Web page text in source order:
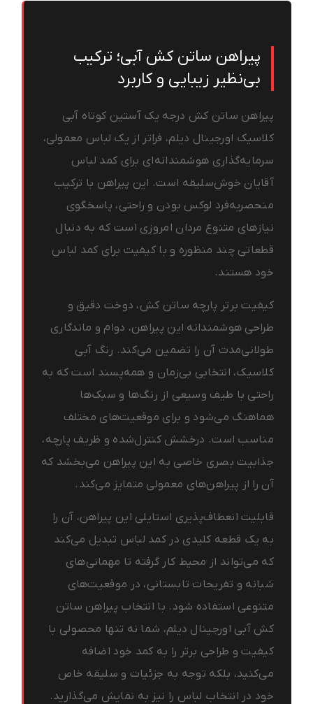
پیراهن ساتن کش آبی؛ ترکیب
بی‌نظیر زیبایی و کاربرد
پیراهن ساتن کش درجه یک آستین کوتاه آبی
کلاسیک اورجینال دیلم، فراتر از یک لباس معمولی،
سرمایه‌گذاری هوشمندانه‌ای برای کمد لباس
آقایان خوش‌سلیقه است. این پیراهن با ترکیب
منحصربه‌فرد لوکس بودن و راحتی، پاسخگوی
نیازهای متنوع مردان امروزی است که به دنبال
قطعاتی چند منظوره و با کیفیت برای کمد لباس
خود هستند.
کیفیت برتر پارچه ساتن کش، دوخت دقیق و
طراحی هوشمندانه این پیراهن، دوام و ماندگاری
طولانی‌مدت آن را تضمین می‌کند. رنگ آبی
کلاسیک، انتخابی بی‌زمان و همه‌پسند است که به
راحتی با طیف وسیعی از رنگ‌ها و سبک‌ها
هماهنگ می‌شود و برای موقعیت‌های مختلف
مناسب است. درخشش کنترل‌شده و ظریف پارچه،
جذابیت بصری خاصی به این پیراهن می‌بخشد که
آن را از پیراهن‌های معمولی متمایز می‌کند.
قابلیت انعطاف‌پذیری استایلی این پیراهن، آن را
به یک قطعه کلیدی در کمد لباس تبدیل می‌کند
که می‌تواند از محیط کار گرفته تا مهمانی‌های
شبانه و تفریحات تابستانی، در موقعیت‌های
متنوعی استفاده شود. با انتخاب پیراهن ساتن
کش آبی اورجینال دیلم، شما نه تنها محصولی با
کیفیت و طراحی برتر را به کمد خود اضافه
می‌کنید، بلکه توجه به جزئیات و سلیقه خاص
خود در انتخاب لباس را نیز به نمایش می‌گذارید.